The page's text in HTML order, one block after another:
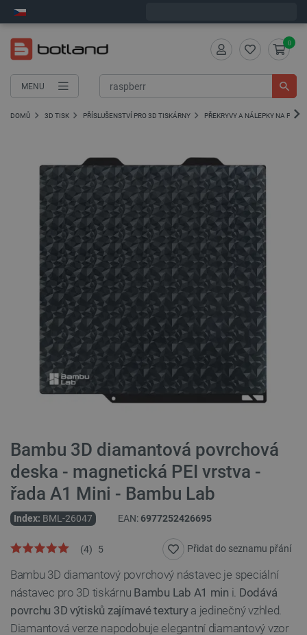
MENU
0
DOMŮ 3D TISK PŘÍSLUŠENSTVÍ PRO 3D TISKÁRNY PŘEKRYVY A NÁLEPKY NA
Bambu 3D diamantová povrchová
deska - magnetická PEI vrstva -
řada A1 Mini - Bambu Lab
Index: BML-26047 EAN:6977252426695
5
(4) Přidat do seznamu přání
Bambu 3D diamantový povrchový nástavec je speciální
nástavec pro 3D tiskárnu Bambu Lab A1 min i. Dodává
povrchu 3D výtisků zajímavé texturya jedinečný vzhled.
Diamantová verze napodobuje elegantní diamantový vzor